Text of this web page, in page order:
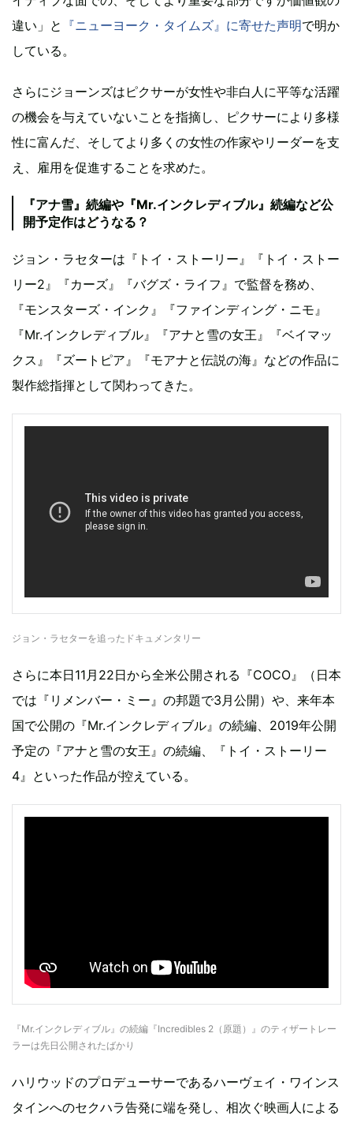
違い」と 『ニューヨーク・タイムズ』に寄せた声明で明か
している。
さらにジョーンズはピクサーが女性や非白人に平等な活躍
の機会を与えていないことを指摘し、ピクサーにより多様
性に富んだ、そしてより多くの女性の作家やリーダーを支
え、雇用を促進することを求めた。
『アナ雪』続編や『Mr.インクレディブル』続編など公
開予定作はどうなる？
ジョン・ラセターは『トイ・ストーリー』『トイ・ストー
リー2』『カーズ』『バグズ・ライフ』で監督を務め、
『モンスターズ・インク』『ファインディング・ニモ』
『Mr.インクレディブル』『アナと雪の女王』『ベイマッ
クス』『ズートピア』『モアナと伝説の海』などの作品に
製作総指揮として関わってきた。
ジョン・ラセターを追ったドキュメンタリー
さらに本日11月22日から全米公開される『COCO』（日本
では『リメンバー・ミー』の邦題で3月公開）や、来年本
国で公開の『Mr.インクレディブル』の続編、2019年公開
予定の『アナと雪の女王』の続編、『トイ・ストーリー
4』といった作品が控えている。
『Mr.インクレディブル』の続編『Incredibles 2（原題）』のティザートレー
ラーは先日公開されたばかり
ハリウッドのプロデューサーであるハーヴェイ・ワインス
タインへのセクハラ告発に端を発し、相次ぐ映画人による